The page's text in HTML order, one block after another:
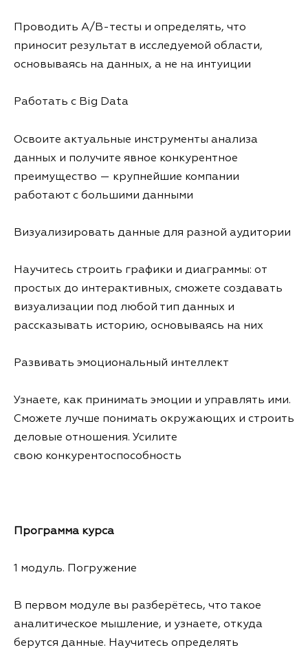
Проводить A/B-тесты и определять, что
приносит результат в исследуемой области,
основываясь на данных, а не на интуиции
Работать с Big Data
Освоите актуальные инструменты анализа
данных и получите явное конкурентное
преимущество — крупнейшие компании
работают с большими данными
Визуализировать данные для разной аудитории
Научитесь строить графики и диаграммы: от
простых до интерактивных, сможете создавать
визуализации под любой тип данных и
рассказывать историю, основываясь на них
Развивать эмоциональный интеллект
Узнаете, как принимать эмоции и управлять ими.
Сможете лучше понимать окружающих и строить
деловые отношения. Усилите
свою конкурентоспособность
Программа курса
1 модуль. Погружение
В первом модуле вы разберётесь, что такое
аналитическое мышление, и узнаете, откуда
берутся данные. Научитесь определять